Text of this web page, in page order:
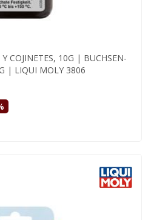
COJINETES, 10G | BUCHSEN-
| LIQUI MOLY 3806